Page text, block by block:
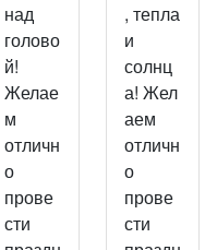
над
голово
й!
Желае
м
отличн
о
прове
сти
, тепла
и
солнц
а! Жел
аем
отличн
о
прове
сти